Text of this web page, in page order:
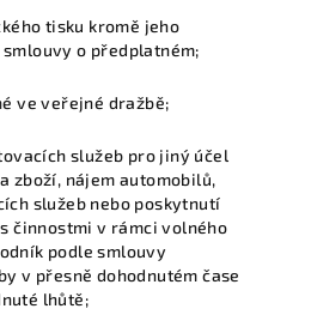
tisku kromě jeho
o předplatném;
ve veřejné dražbě;
služeb pro jiný účel
zboží, nájem automobilů,
služeb nebo poskytnutí
činnostmi v rámci volného
podle smlouvy
v přesně dohodnutém čase
lhůtě;